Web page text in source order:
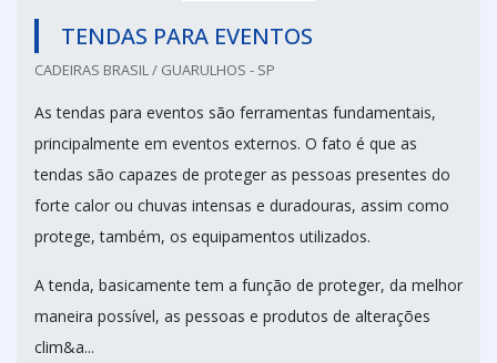
TENDAS PARA EVENTOS
CADEIRAS BRASIL / GUARULHOS - SP
As tendas para eventos são ferramentas fundamentais,
principalmente em eventos externos. O fato é que as
tendas são capazes de proteger as pessoas presentes do
forte calor ou chuvas intensas e duradouras, assim como
protege, também, os equipamentos utilizados.
A tenda, basicamente tem a função de proteger, da melhor
maneira possível, as pessoas e produtos de alterações
clim&a...